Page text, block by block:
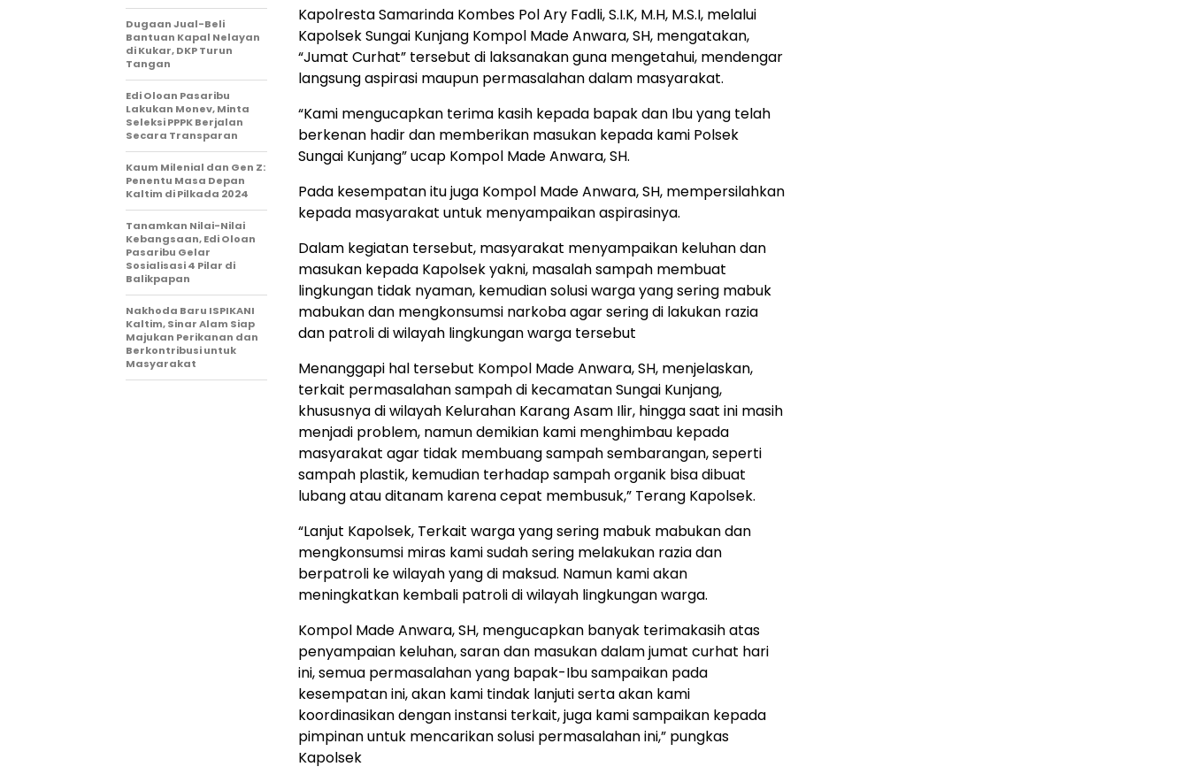
Kapolresta Samarinda Kombes Pol Ary Fadli, S.I.K, M.H, M.S.I, melalui
Kapolsek Sungai Kunjang Kompol Made Anwara, SH, mengatakan,
“Jumat Curhat” tersebut di laksanakan guna mengetahui, mendengar
langsung aspirasi maupun permasalahan dalam masyarakat.
“Kami mengucapkan terima kasih kepada bapak dan Ibu yang telah
berkenan hadir dan memberikan masukan kepada kami Polsek
Sungai Kunjang” ucap Kompol Made Anwara, SH.
Pada kesempatan itu juga Kompol Made Anwara, SH, mempersilahkan
kepada masyarakat untuk menyampaikan aspirasinya.
Dalam kegiatan tersebut, masyarakat menyampaikan keluhan dan
masukan kepada Kapolsek yakni, masalah sampah membuat
lingkungan tidak nyaman, kemudian solusi warga yang sering mabuk
mabukan dan mengkonsumsi narkoba agar sering di lakukan razia
dan patroli di wilayah lingkungan warga tersebut
Menanggapi hal tersebut Kompol Made Anwara, SH, menjelaskan,
terkait permasalahan sampah di kecamatan Sungai Kunjang,
khususnya di wilayah Kelurahan Karang Asam Ilir, hingga saat ini masih
menjadi problem, namun demikian kami menghimbau kepada
masyarakat agar tidak membuang sampah sembarangan, seperti
sampah plastik, kemudian terhadap sampah organik bisa dibuat
lubang atau ditanam karena cepat membusuk,” Terang Kapolsek.
“Lanjut Kapolsek, Terkait warga yang sering mabuk mabukan dan
mengkonsumsi miras kami sudah sering melakukan razia dan
berpatroli ke wilayah yang di maksud. Namun kami akan
meningkatkan kembali patroli di wilayah lingkungan warga.
Kompol Made Anwara, SH, mengucapkan banyak terimakasih atas
penyampaian keluhan, saran dan masukan dalam jumat curhat hari
ini, semua permasalahan yang bapak-Ibu sampaikan pada
kesempatan ini, akan kami tindak lanjuti serta akan kami
koordinasikan dengan instansi terkait, juga kami sampaikan kepada
pimpinan untuk mencarikan solusi permasalahan ini,” pungkas
Kapolsek
Dugaan Jual-Beli
Bantuan Kapal Nelayan
di Kukar, DKP Turun
Tangan
Edi Oloan Pasaribu
Lakukan Monev, Minta
Seleksi PPPK Berjalan
Secara Transparan
Kaum Milenial dan Gen Z:
Penentu Masa Depan
Kaltim di Pilkada 2024
Tanamkan Nilai-Nilai
Kebangsaan, Edi Oloan
Pasaribu Gelar
Sosialisasi 4 Pilar di
Balikpapan
Nakhoda Baru ISPIKANI
Kaltim, Sinar Alam Siap
Majukan Perikanan dan
Berkontribusi untuk
Masyarakat